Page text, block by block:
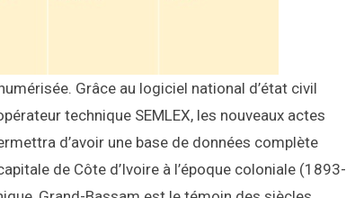
Grâce au logiciel national d’état civil
technique SEMLEX, les nouveaux actes
d’avoir une base de données complète
de Côte d’Ivoire à l’époque coloniale (1893-